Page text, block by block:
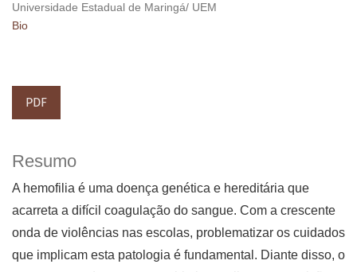
Universidade Estadual de Maringá/ UEM
Bio
PDF
Resumo
A hemofilia é uma doença genética e hereditária que
acarreta a difícil coagulação do sangue. Com a crescente
onda de violências nas escolas, problematizar os cuidados
que implicam esta patologia é fundamental. Diante disso, o